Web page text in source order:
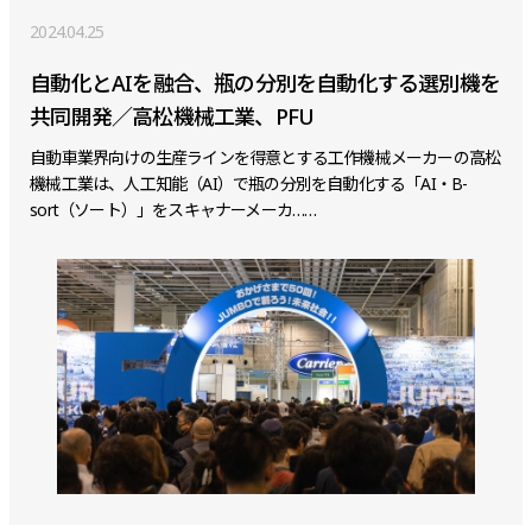
2024.04.25
自動化とAIを融合、瓶の分別を自動化する選別機を
共同開発／高松機械工業、PFU
自動車業界向けの生産ラインを得意とする工作機械メーカーの高松
機械工業は、人工知能（AI）で瓶の分別を自動化する「AI・B-
sort（ソート）」をスキャナーメーカ……